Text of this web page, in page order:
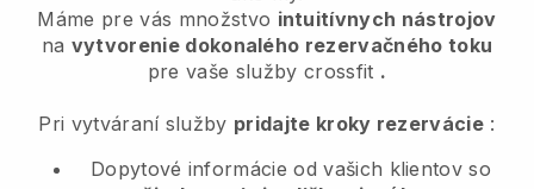
Máme pre vás množstvo intuitívnych nástrojov
na vytvorenie dokonalého rezervačného toku
pre vaše služby crossfit .
Pri vytváraní služby pridajte kroky rezervácie :
Dopytové informácie od vašich klientov so